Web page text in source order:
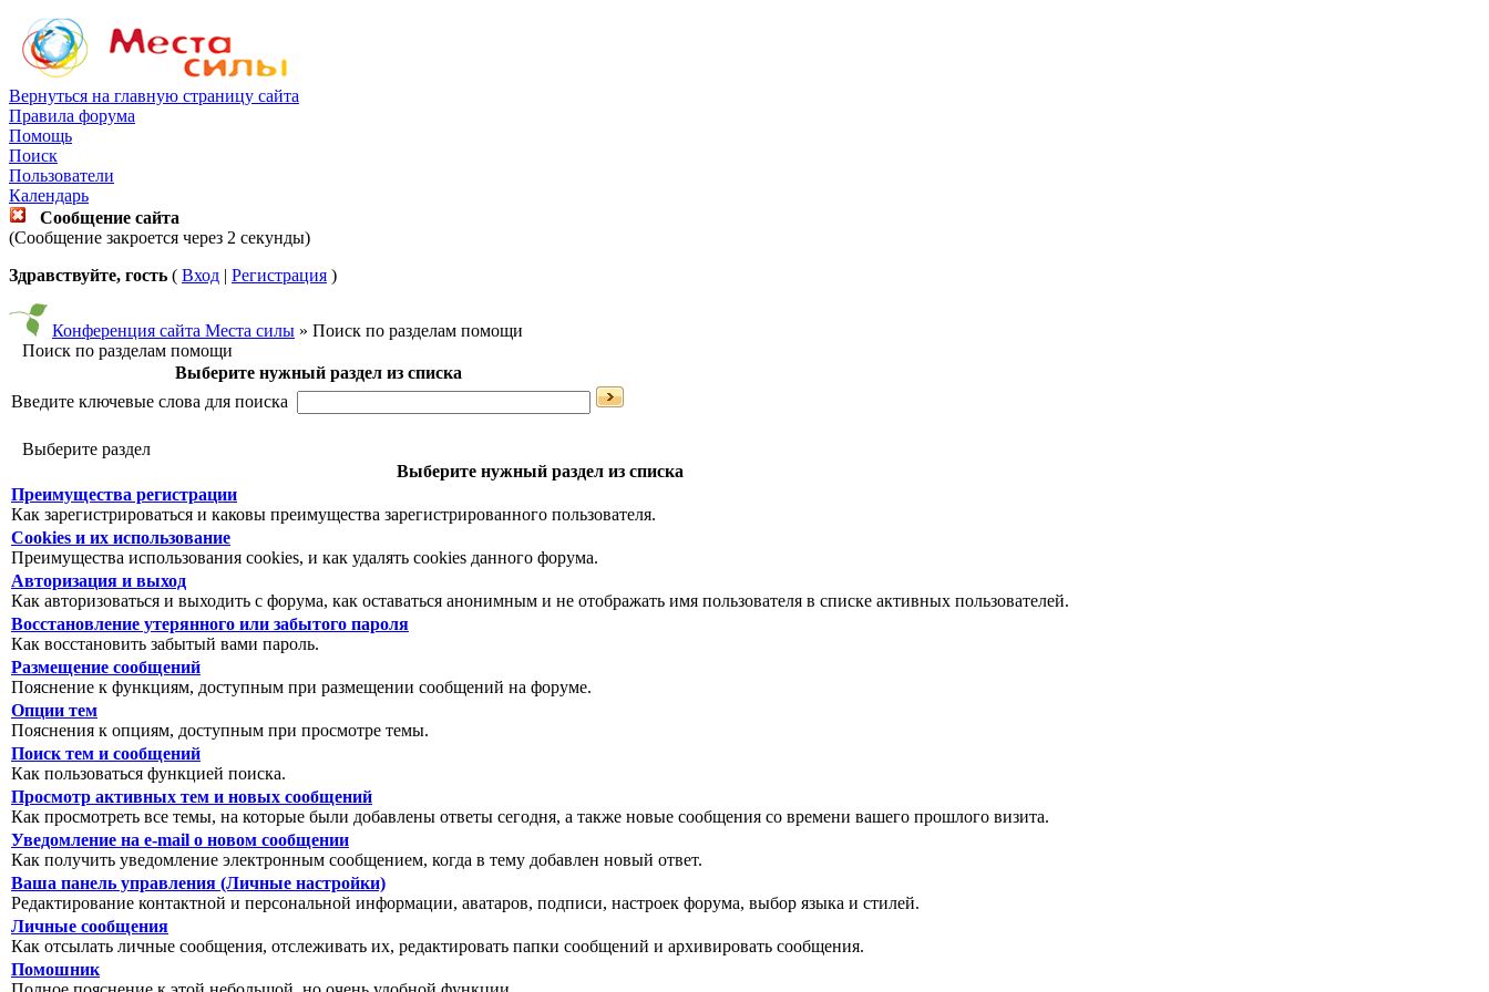
Вернуться на главную страницу сайта
Правила форума
Помощь
Поиск
Пользователи
Календарь
Сообщение сайта
(Сообщение закроется через 2 секунды)
Здравствуйте, гость ( Вход | Регистрация )
Конференция сайта Места силы » Поиск по разделам помощи
Поиск по разделам помощи
Выберите нужный раздел из списка
Введите ключевые слова для поиска
Выберите раздел
Выберите нужный раздел из списка
Преимущества регистрации
Как зарегистрироваться и каковы преимущества зарегистрированного пользователя.
Cookies и их использование
Преимущества использования cookies, и как удалять cookies данного форума.
Авторизация и выход
Как авторизоваться и выходить с форума, как оставаться анонимным и не отображать имя пользователя в списке активных пользователей.
Восстановление утерянного или забытого пароля
Как восстановить забытый вами пароль.
Размещение сообщений
Пояснение к функциям, доступным при размещении сообщений на форуме.
Опции тем
Пояснения к опциям, доступным при просмотре темы.
Поиск тем и сообщений
Как пользоваться функцией поиска.
Просмотр активных тем и новых сообщений
Как просмотреть все темы, на которые были добавлены ответы сегодня, а также новые сообщения со времени вашего прошлого визита.
Уведомление на е-mail о новом сообщении
Как получить уведомление электронным сообщением, когда в тему добавлен новый ответ.
Ваша панель управления (Личные настройки)
Редактирование контактной и персональной информации, аватаров, подписи, настроек форума, выбор языка и стилей.
Личные сообщения
Как отсылать личные сообщения, отслеживать их, редактировать папки сообщений и архивировать сообщения.
Помошник